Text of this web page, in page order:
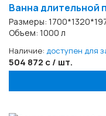
Ванна длительной
Размеры:
Объем: 1000 л
Наличие: доступен для
504 872 с / шт.